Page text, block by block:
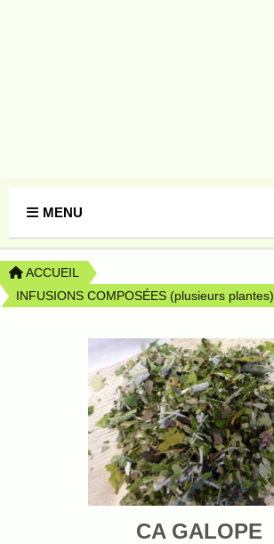
MENU
ACCUEIL
INFUSIONS COMPOSÉES (plusieurs plantes)
CA GALOPE